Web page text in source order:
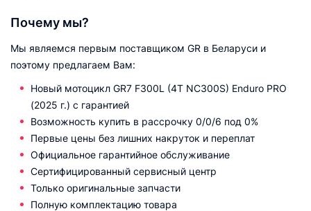
Почему мы?
Мы являемся первым поставщиком GR в Беларуси и
поэтому предлагаем Вам:
Новый мотоцикл GR7 F300L (4T NC300S) Enduro PRO
(2025 г.) с гарантией
Возможность купить в рассрочку 0/0/6 под 0%
Первые цены без лишних накруток и переплат
Официальное гарантийное обслуживание
Сертифицированный сервисный центр
Только оригинальные запчасти
Полную комплектацию товара